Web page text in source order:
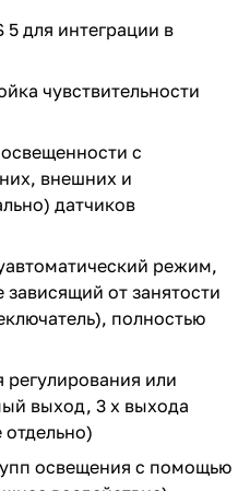
5 для интеграции в
чувствительности
с
внешних и
датчиков
режим,
от занятости
полностью
регулирования или
выход, 3 x выхода
освещения с помощью